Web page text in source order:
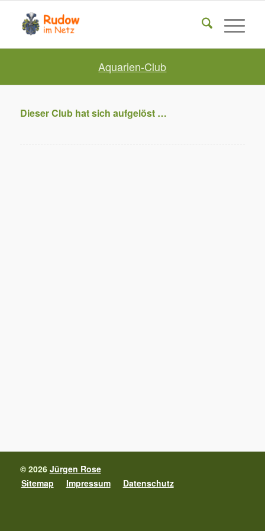
Aquarien-Club
Dieser Club hat sich aufgelöst …
© 2026 Jürgen Rose
Sitemap
Impressum Datenschutz